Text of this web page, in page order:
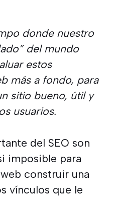
donde nuestro
del mundo
estos
más a fondo, para
sitio bueno, útil y
usuarios.
del SEO son
imposible para
construir una
vínculos que le